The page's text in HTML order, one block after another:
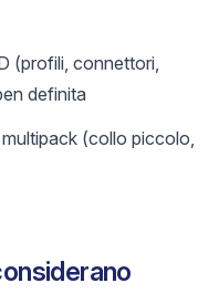
(profili, connettori,
definita
(collo piccolo,